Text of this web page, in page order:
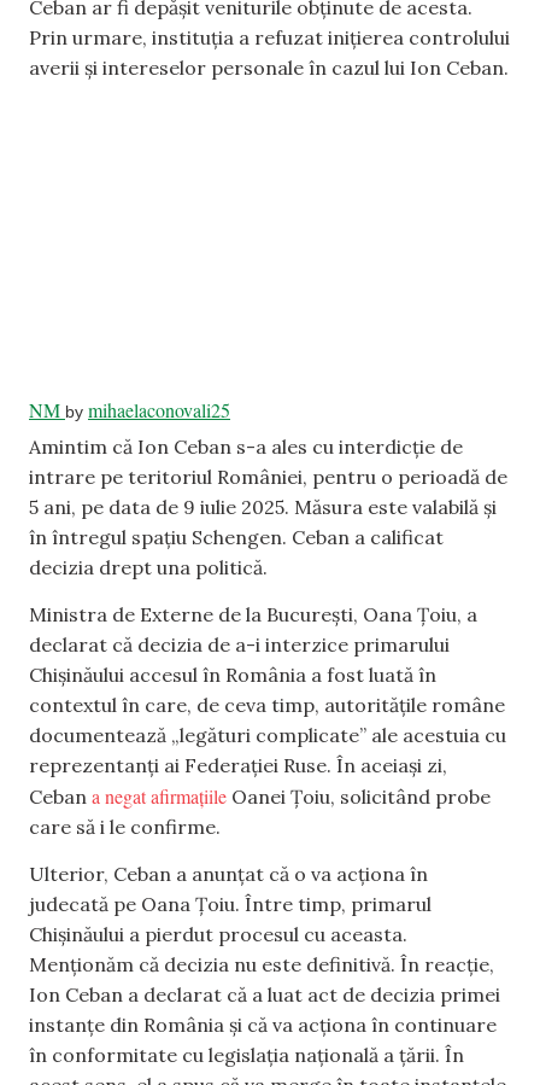
Ceban ar fi depășit veniturile obținute de acesta.
Prin urmare, instituția a refuzat inițierea controlului
averii și intereselor personale în cazul lui Ion Ceban.
NM by mihaelaconovali25
Amintim că Ion Ceban s-a ales cu interdicție de
intrare pe teritoriul României, pentru o perioadă de
5 ani, pe data de 9 iulie 2025. Măsura este valabilă și
în întregul spațiu Schengen. Ceban a calificat
decizia drept una politică.
Ministra de Externe de la București, Oana Țoiu, a
declarat că decizia de a-i interzice primarului
Chișinăului accesul în România a fost luată în
contextul în care, de ceva timp, autoritățile române
documentează „legături complicate” ale acestuia cu
reprezentanți ai Federației Ruse. În aceiași zi,
Ceban a negat afirmațiile Oanei Țoiu, solicitând probe
care să i le confirme.
Ulterior, Ceban a anunțat că o va acționa în
judecată pe Oana Țoiu. Între timp, primarul
Chișinăului a pierdut procesul cu aceasta.
Menționăm că decizia nu este definitivă. În reacție,
Ion Ceban a declarat că a luat act de decizia primei
instanțe din România și că va acționa în continuare
în conformitate cu legislația națională a țării. În